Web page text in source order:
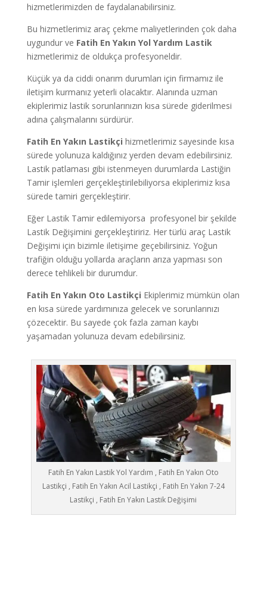
hizmetlerimizden de faydalanabilirsiniz.
Bu hizmetlerimiz araç çekme maliyetlerinden çok daha
uygundur ve Fatih En Yakın Yol Yardım Lastik
hizmetlerimiz de oldukça profesyoneldir.
Küçük ya da ciddi onarım durumları için firmamız ile
iletişim kurmanız yeterli olacaktır. Alanında uzman
ekiplerimiz lastik sorunlarınızın kısa sürede giderilmesi
adına çalışmalarını sürdürür.
Fatih En Yakın Lastikçi hizmetlerimiz sayesinde kısa
sürede yolunuza kaldığınız yerden devam edebilirsiniz.
Lastik patlaması gibi istenmeyen durumlarda Lastiğin
Tamir işlemleri gerçekleştirilebiliyorsa ekiplerimiz kısa
sürede tamiri gerçekleştirir.
Eğer Lastik Tamir edilemiyorsa profesyonel bir şekilde
Lastik Değişimini gerçekleştiririz. Her türlü araç Lastik
Değişimi için bizimle iletişime geçebilirsiniz. Yoğun
trafiğin olduğu yollarda araçların arıza yapması son
derece tehlikeli bir durumdur.
Fatih En Yakın Oto Lastikçi Ekiplerimiz mümkün olan
en kısa sürede yardımınıza gelecek ve sorunlarınızı
çözecektir. Bu sayede çok fazla zaman kaybı
yaşamadan yolunuza devam edebilirsiniz.
Fatih En Yakın Lastik Yol Yardım , Fatih En Yakın Oto
Lastikçi , Fatih En Yakın Acil Lastikçi , Fatih En Yakın 7-24
Lastikçi , Fatih En Yakın Lastik Değişimi